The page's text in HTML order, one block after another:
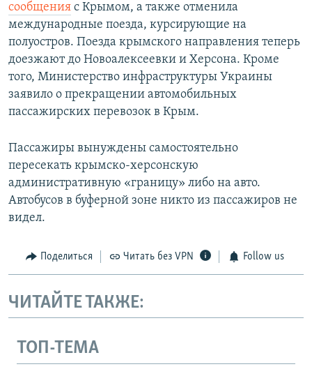
сообщения с Крымом, а также отменила
международные поезда, курсирующие на
полуостров. Поезда крымского направления теперь
доезжают до Новоалексеевки и Херсона. Кроме
того, Министерство инфраструктуры Украины
заявило о прекращении автомобильных
пассажирских перевозок в Крым.
Пассажиры вынуждены самостоятельно
пересекать крымско-херсонскую
административную «границу» либо на авто.
Автобусов в буферной зоне никто из пассажиров не
видел.
Поделиться Читать без VPN Follow us
ЧИТАЙТЕ ТАКЖЕ:
ТОП-ТЕМА